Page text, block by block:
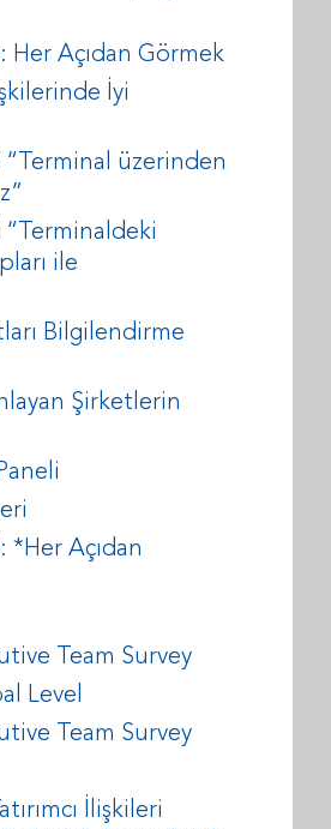
Her Açıdan Görmek
İyi
“Terminal üzerinden
“Terminaldeki
ile
Bilgilendirme
Şirketlerin
*Her Açıdan
Team Survey
Level
Team Survey
İlişkileri